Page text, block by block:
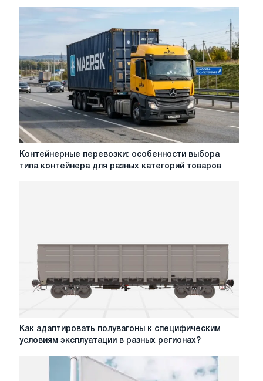
Контейнерные
категорий
товаров
Контейнерные перевозки: особенности выбора
типа контейнера для разных категорий товаров
Как
специфическим
Как адаптировать полувагоны к специфическим
условиям эксплуатации в разных регионах?